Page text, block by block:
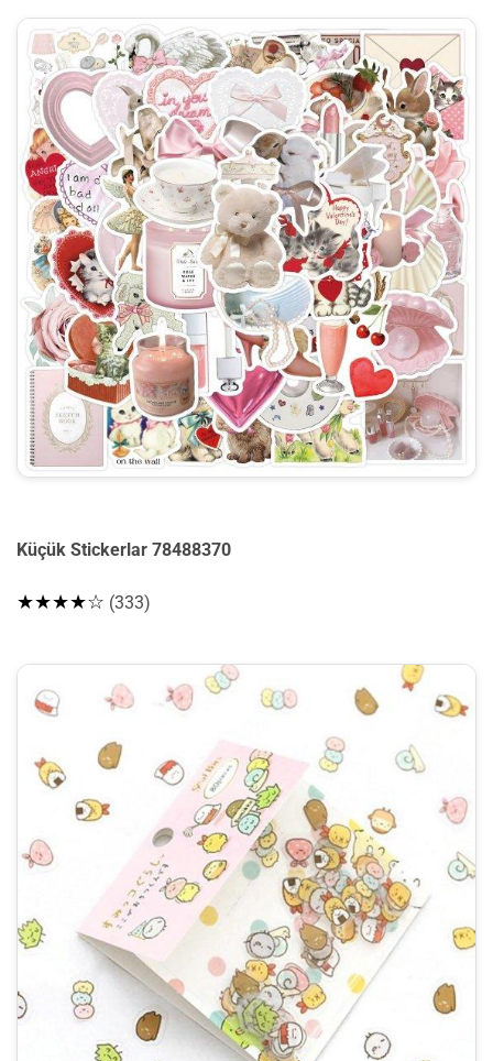
Küçük Stickerlar 78488370
★★★★☆ (333)